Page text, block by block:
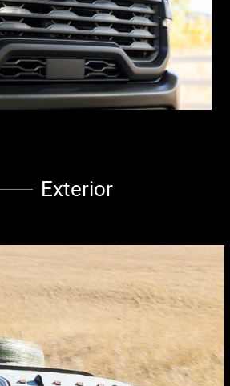
Exterior